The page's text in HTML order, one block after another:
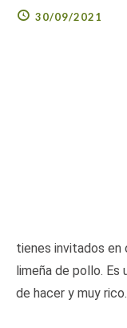
30/09/2021
tienes invitados en
limeña de pollo.
de hacer y muy